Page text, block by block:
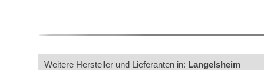
Weitere Hersteller und Lieferanten in: Langelsheim